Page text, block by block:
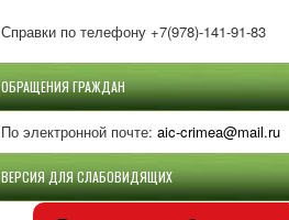
Справки по телефону +7(978)-141-91-83
ОБРАЩЕНИЯ ГРАЖДАН
По электронной почте: aic-crimea@mail.ru
ВЕРСИЯ ДЛЯ СЛАБОВИДЯЩИХ